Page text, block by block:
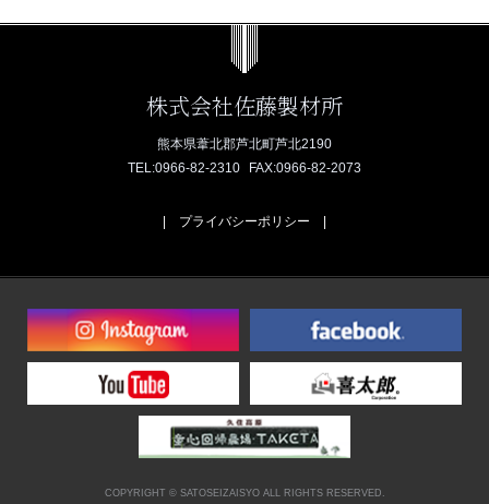
株式会社佐藤製材所
熊本県葦北郡芦北町芦北2190
TEL:0966-82-2310 FAX:0966-82-2073
プライバシーポリシー
COPYRIGHT © SATOSEIZAISYO ALL RIGHTS RESERVED.